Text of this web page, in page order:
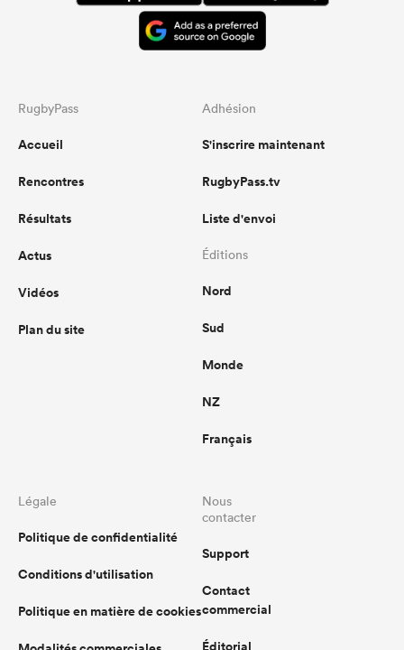
RugbyPass
Accueil
Rencontres
Résultats
Actus
Vidéos
Plan du site
Adhésion
S'inscrire maintenant
RugbyPass.tv
Liste d'envoi
Éditions
Nord
Sud
Monde
NZ
Français
Légale
Politique de confidentialité
Conditions d'utilisation
Politique en matière de cookies
Nous
contacter
Support
Contact
commercial